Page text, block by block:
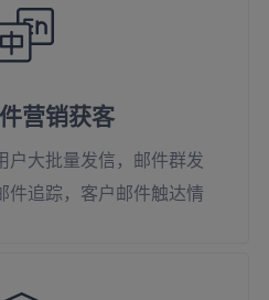
营销获客
户大批量发信，邮件群发
件追踪，客户邮件触达情